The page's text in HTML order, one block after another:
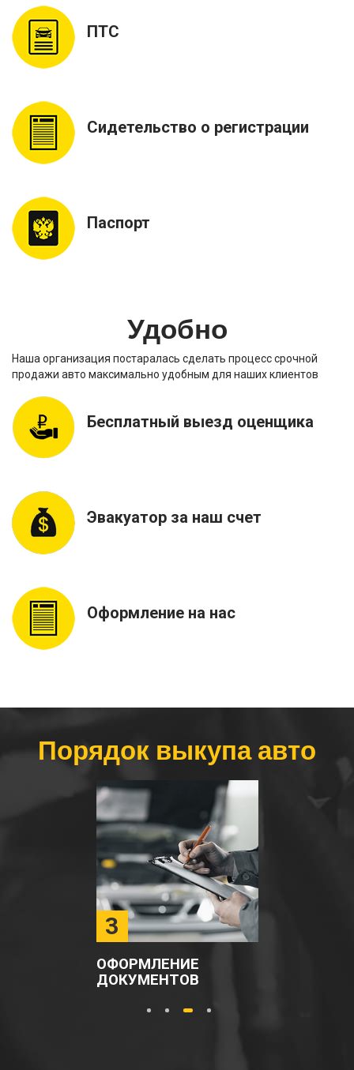
ПТС
Сидетельство о регистрации
Паспорт
Удобно
Наша организация постаралась сделать процесс срочной
продажи авто максимально удобным для наших клиентов
Бесплатный выезд оценщика
Эвакуатор за наш счет
Оформление на нас
Порядок выкупа авто
3
ОФОРМЛЕНИЕ
ДОКУМЕНТОВ
1 2 3 4